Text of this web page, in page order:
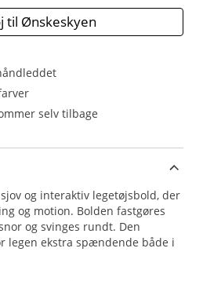
selv tilbage
til Ønskeskyen
og interaktiv legetøjsbold, der
og motion. Bolden fastgøres
og svinges rundt. Den
legen ekstra spændende både i